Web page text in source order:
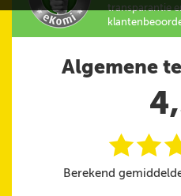
transparantie
Algemene
ii
Berekend